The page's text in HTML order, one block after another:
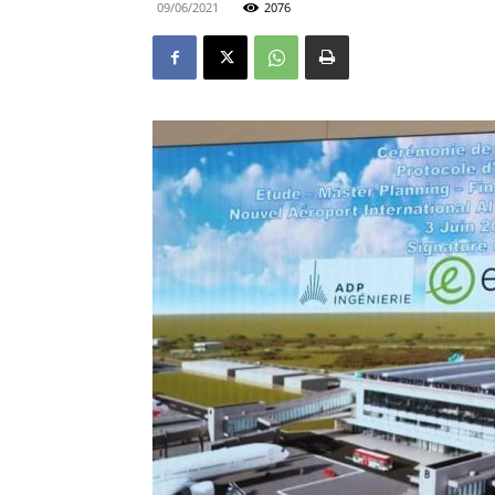
09/06/2021 2076